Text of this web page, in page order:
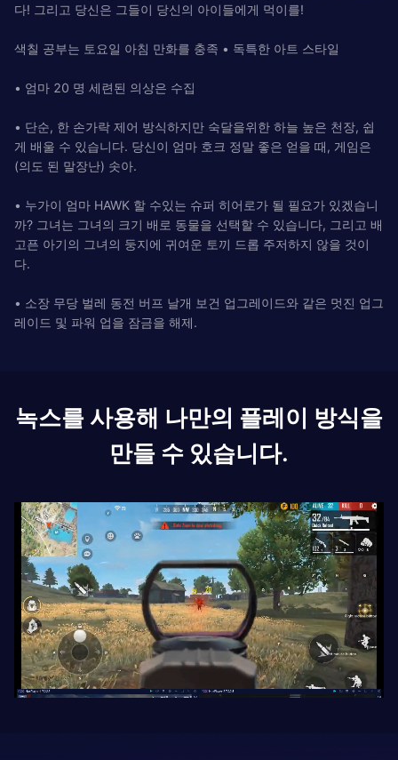
다! 그리고 당신은 그들이 당신의 아이들에게 먹이를!
색칠 공부는 토요일 아침 만화를 충족 • 독특한 아트 스타일
• 엄마 20 명 세련된 의상은 수집
• 단순, 한 손가락 제어 방식하지만 숙달을위한 하늘 높은 천장, 쉽
게 배울 수 있습니다. 당신이 엄마 호크 정말 좋은 얻을 때, 게임은
(의도 된 말장난) 솟아.
• 누가이 엄마 HAWK 할 수있는 슈퍼 히어로가 될 필요가 있겠습니
까? 그녀는 그녀의 크기 배로 동물을 선택할 수 있습니다, 그리고 배
고픈 아기의 그녀의 둥지에 귀여운 토끼 드롭 주저하지 않을 것이
다.
• 소장 무당 벌레 동전 버프 날개 보건 업그레이드와 같은 멋진 업그
레이드 및 파워 업을 잠금을 해제.
녹스를 사용해 나만의 플레이 방식을
만들 수 있습니다.